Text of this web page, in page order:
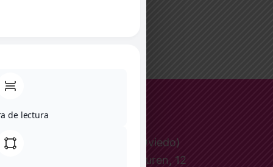
Le Petit (Oviedo)
Pepa Ojanguren, 12
de lectura